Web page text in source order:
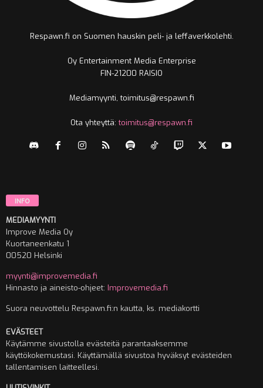
Respawn.fi on Suomen hauskin peli- ja leffaverkkolehti.
Oy Entertainment Media Enterprise
FIN-21200 RAISIO
Mediamyynti, toimitus@respawn.fi
Ota yhteyttä:toimitus@respawn.fi
INFO
MEDIAMYYNTI
Improve Media Oy
Kuortaneenkatu 1
00520 Helsinki
myynti@improvemedia.fi
Hinnasto ja aineisto-ohjeet: Improvemedia.fi
Suora neuvottelu Respawn.fi:n kautta, ks. mediakortti
EVÄSTEET
Käytämme sivustolla evästeitä parantaaksemme
käyttökokemustasi. Käyttämällä sivustoa hyväksyt evästeiden
tallentamisen laitteellesi.